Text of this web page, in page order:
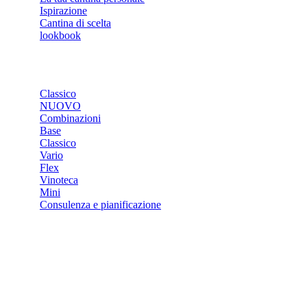
Ispirazione
Cantina di scelta
lookbook
Classico
NUOVO
Combinazioni
Base
Classico
Vario
Flex
Vinoteca
Mini
Consulenza e pianificazione